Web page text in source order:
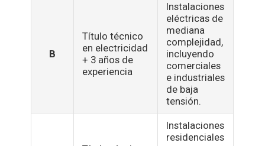
B
Título técnico
en electricidad
+ 3 años de
experiencia
Instalaciones
eléctricas de
mediana
complejidad,
incluyendo
comerciales
e industriales
de baja
tensión.
Instalaciones
residenciales